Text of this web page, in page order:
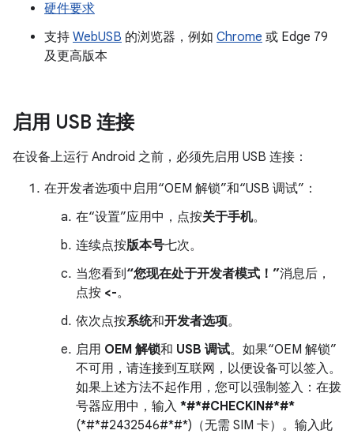
硬件要求
支持 WebUSB 的浏览器，例如 Chrome 或 Edge 79
及更高版本
启用 USB 连接
在设备上运行 Android 之前，必须先启用 USB 连接：
在开发者选项中启用“OEM 解锁”和“USB 调试”：
在“设置”应用中，点按关于手机。
连续点按版本号七次。
当您看到“您现在处于开发者模式！”消息后，
点按 <-。
依次点按系统和开发者选项。
启用 OEM 解锁和 USB 调试。如果“OEM 解锁”
不可用，请连接到互联网，以便设备可以签入。
如果上述方法不起作用，您可以强制签入：在拨
号器应用中，输入 *#*#CHECKIN#*#*
(*#*#2432546#*#*)（无需 SIM 卡）。输入此